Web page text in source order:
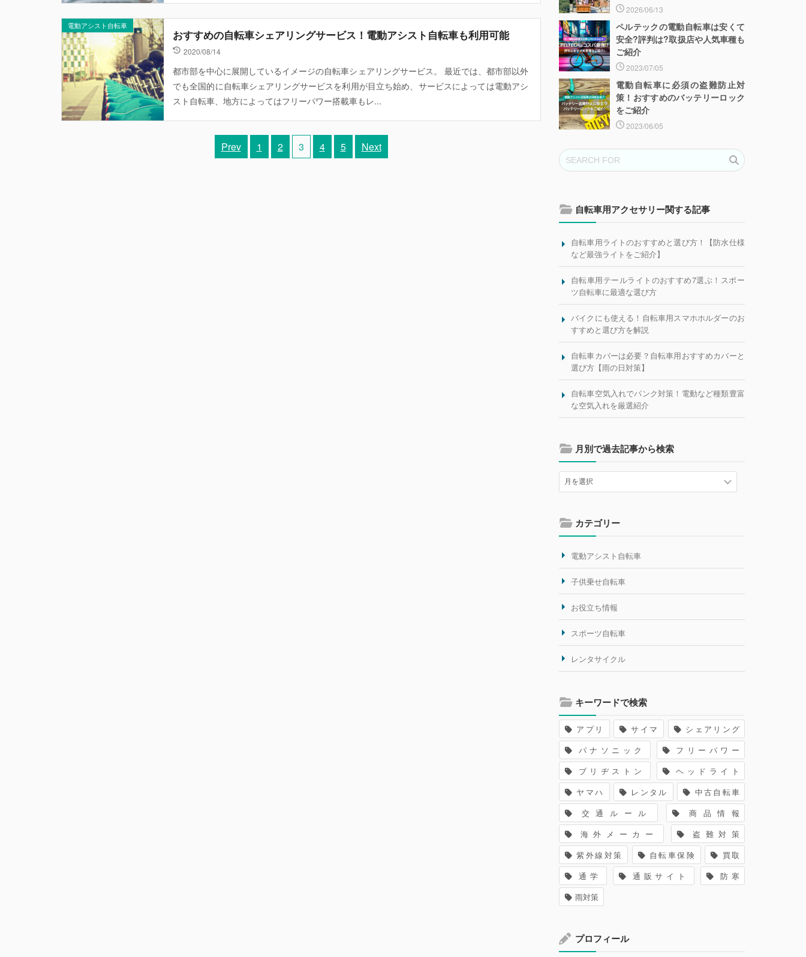
電動アシスト自転車
おすすめの自転車シェアリングサービス！電動アシスト自転車も利用可能
2020/08/14
都市部を中心に展開しているイメージの自転車シェアリングサービス。 最近では、都市部以外
でも全国的に自転車シェアリングサービスを利用が目立ち始め、サービスによっては電動アシ
スト自転車、地方によってはフリーパワー搭載車もレ...
Prev 1 2 3 4 5 Next
2026/06/13
ペルテックの電動自転車は安くて
安全?評判は?取扱店や人気車種も
ご紹介
2023/07/05
電動自転車に必須の盗難防止対
策！おすすめのバッテリーロック
をご紹介
2023/06/05
自転車用アクセサリー関する記事
自転車用ライトのおすすめと選び方！【防水仕様
など最強ライトをご紹介】
自転車用テールライトのおすすめ7選ぶ！スポー
ツ自転車に最適な選び方
バイクにも使える！自転車用スマホホルダーのお
すすめと選び方を解説
自転車カバーは必要？自転車用おすすめカバーと
選び方【雨の日対策】
自転車空気入れでパンク対策！電動など種類豊富
な空気入れを厳選紹介
月別で過去記事から検索
カテゴリー
電動アシスト自転車
子供乗せ自転車
お役立ち情報
スポーツ自転車
レンタサイクル
キーワードで検索
アプリ サイマ
シェアリング
パナソニック
フリーパワー
ブリヂストン
ヘッドライト
ヤマハ
レンタル
中古自転車
交通ルール
商品情報
海外メーカー
盗難対策
紫外線対策
自転車保険
買取
通学
通販サイト
防寒
雨対策
プロフィール